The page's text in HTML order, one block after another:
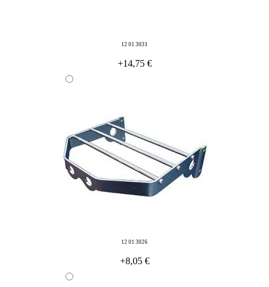
12 01 3031
+14,75 €
12 01 3026
+8,05 €